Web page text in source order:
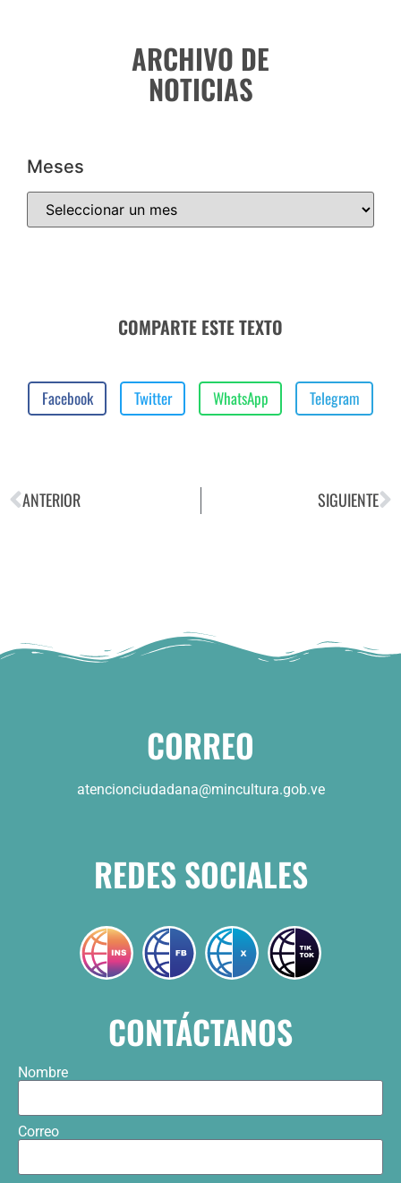
ARCHIVO DE
NOTICIAS
Meses
COMPARTE ESTE TEXTO
Facebook Twitter WhatsApp Telegram
ANTERIOR SIGUIENTE
CORREO
atencionciudadana@mincultura.gob.ve
REDES SOCIALES
CONTÁCTANOS
Nombre
Correo